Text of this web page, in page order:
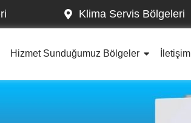
Klima Servis Bölgeleri
Hizmet Sunduğumuz Bölgeler İletişim